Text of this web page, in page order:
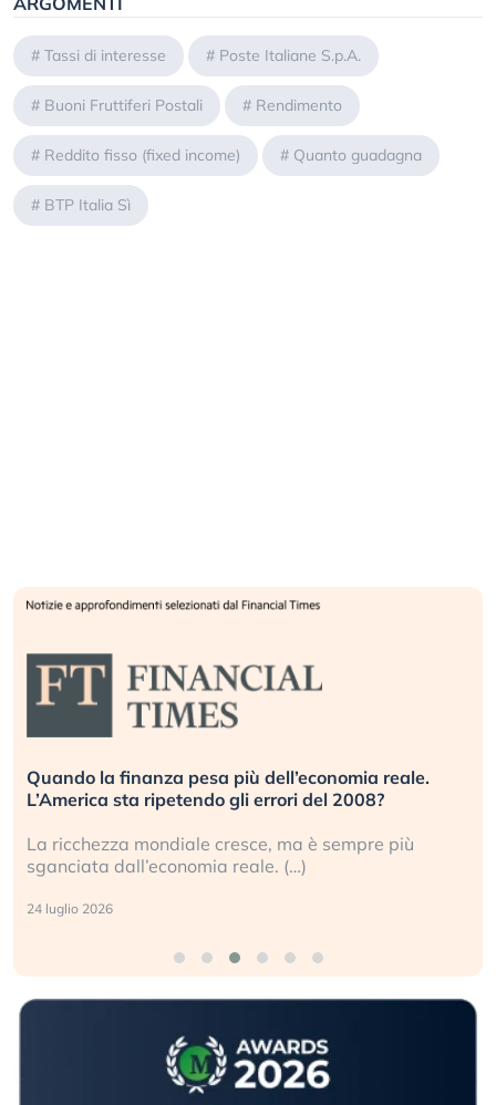
# Tassi di interesse # Poste Italiane S.p.A.
# Buoni Fruttiferi Postali # Rendimento
# Reddito fisso (fixed income) # Quanto guadagna
# BTP Italia Sì
Quando la finanza pesa più dell’economia reale.
L’America sta ripetendo gli errori del 2008?
La ricchezza mondiale cresce, ma è sempre più
sganciata dall’economia reale. (…)
24 luglio 2026